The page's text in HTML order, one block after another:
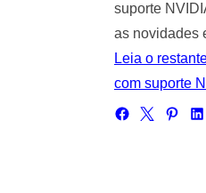
suporte
as novidades
Leia o
com suporte